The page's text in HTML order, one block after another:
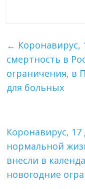
← Коронавирус,
смертность в
ограничения, в
для больных
Коронавирус, 17
нормальной
внесли в
новогодние